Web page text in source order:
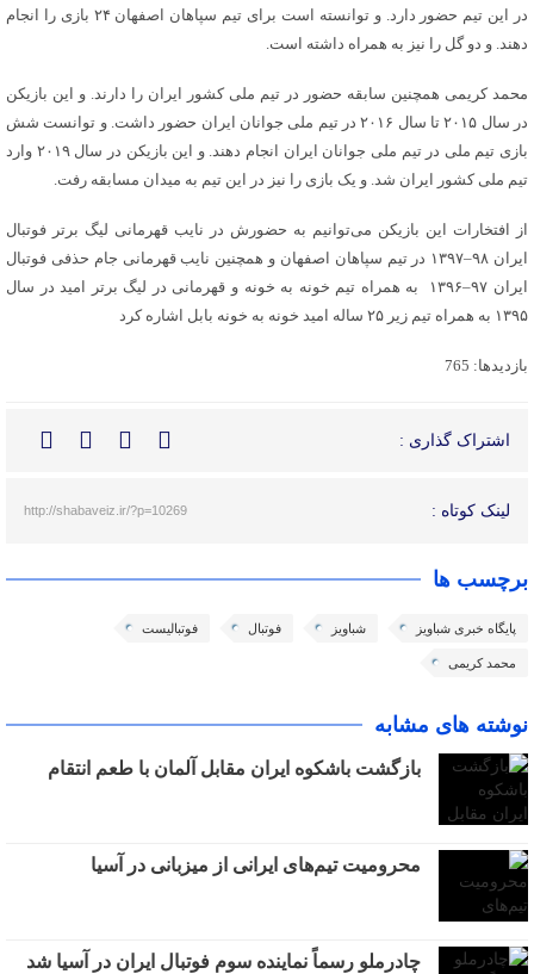
در این تیم حضور دارد. و توانسته است برای تیم سپاهان اصفهان ۲۴ بازی را انجام
دهند. و دو گل را نیز به همراه داشته است.
محمد کریمی همچنین سابقه حضور در تیم ملی کشور ایران را دارند. و این بازیکن
در سال ۲۰۱۵ تا سال ۲۰۱۶ در تیم ملی جوانان ایران حضور داشت. و توانست شش
بازی تیم ملی در تیم ملی جوانان ایران انجام دهند. و این بازیکن در سال ۲۰۱۹ وارد
تیم ملی کشور ایران شد. و یک بازی را نیز در این تیم به میدان مسابقه رفت.
از افتخارات این بازیکن می‌توانیم به حضورش در نایب قهرمانی لیگ برتر فوتبال
ایران ۹۸–۱۳۹۷ در تیم سپاهان اصفهان و همچنین نایب قهرمانی جام حذفی فوتبال
ایران ۹۷–۱۳۹۶ به همراه تیم خونه به خونه و قهرمانی در لیگ برتر امید در سال
۱۳۹۵ به همراه تیم زیر ۲۵ ساله امید خونه به خونه بابل اشاره کرد
بازدیدها: 765
اشتراک گذاری :
لینک کوتاه : http://shabaveiz.ir/?p=10269
برچسب ها
پایگاه خبری شباویز شباویز فوتبال فوتبالیست
محمد کریمی
نوشته های مشابه
بازگشت باشکوه ایران مقابل آلمان با طعم انتقام
محرومیت تیم‌های ایرانی از میزبانی در آسیا
چادرملو رسماً نماینده سوم فوتبال ایران در آسیا شد